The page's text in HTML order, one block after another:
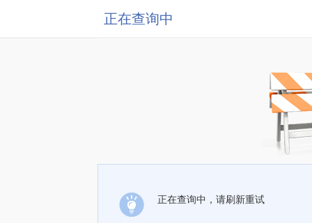
正在查询中
正在查询中，请刷新重试